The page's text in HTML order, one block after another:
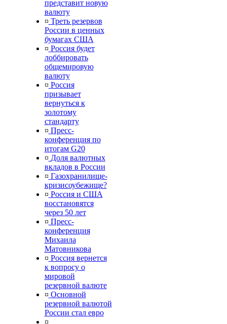
представит новую
валюту
¤ Треть резервов
России в ценных
бумагах США
¤ Россия будет
лоббировать
общемировую
валюту
¤ Россия
призывает
вернуться к
золотому
стандарту
¤ Пресс-
конференция по
итогам G20
¤ Доля валютных
вкладов в России
¤ Газохранилище-
кризисоубежище?
¤ Россия и США
восстановятся
через 50 лет
¤ Пресс-
конференция
Михаила
Матовникова
¤ Россия вернется
к вопросу о
мировой
резервной валюте
¤ Основной
резервной валютой
России стал евро
¤